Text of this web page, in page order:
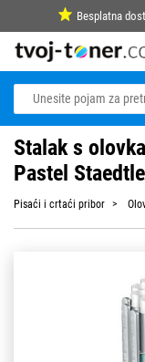
Besplatna
Stalak s
Pastel
Pisaći i crtaći pribor